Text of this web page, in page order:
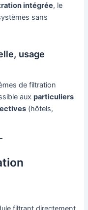
intégrée, le
sans
usage
de filtration
auxparticuliers
(hôtels,